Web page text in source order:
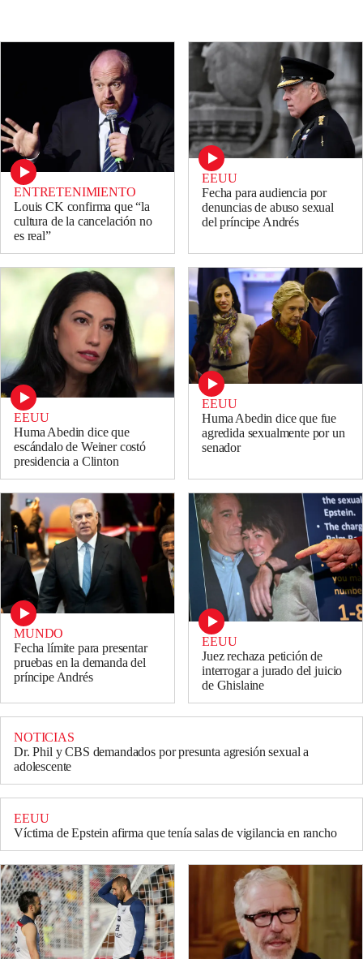
ENTRETENIMIENTO
Louis CK confirma que “la
cultura de la cancelación no
es real”
EEUU
Fecha para audiencia por
denuncias de abuso sexual
del príncipe Andrés
EEUU
Huma Abedin dice que
escándalo de Weiner costó
presidencia a Clinton
EEUU
Huma Abedin dice que fue
agredida sexualmente por un
senador
MUNDO
Fecha límite para presentar
pruebas en la demanda del
príncipe Andrés
EEUU
Juez rechaza petición de
interrogar a jurado del juicio
de Ghislaine
NOTICIAS
Dr. Phil y CBS demandados por presunta agresión sexual a
adolescente
EEUU
Víctima de Epstein afirma que tenía salas de vigilancia en rancho